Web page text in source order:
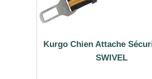
Kurgo Chien Attache
SWIVEL